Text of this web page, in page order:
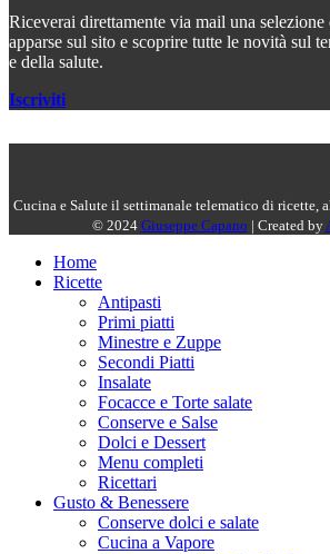
Riceverai direttamente via mail una
apparse sul sito e scoprire tutte le novità sul
e della salute.
Iscriviti
Cucina e Salute il settimanale telematico di ricette,
© 2024 Giuseppe Capano | Created by
Home
Ricette
Antipasti
Primi piatti
Minestre e Zuppe
Secondi Piatti
Insalate
Focacce e Torte salate
Conserve e Salse
Dolci e Dessert
Menu completi
Ricettari
Gusto & Benessere
Conserve dolci e salate
Cucina a Vapore